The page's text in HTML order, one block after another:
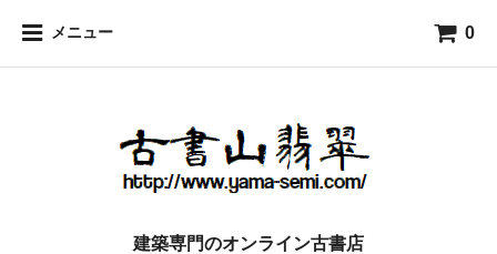
メニュー 0
建築専門のオンライン古書店